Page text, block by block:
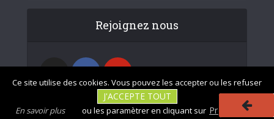
Rejoignez nous
Ce site utilise des cookies. Vous pouvez les accepter ou les refuser
J'ACCEPTE TOUT
ou les paramètrer en cliquant sur Préférences
En savoir plus